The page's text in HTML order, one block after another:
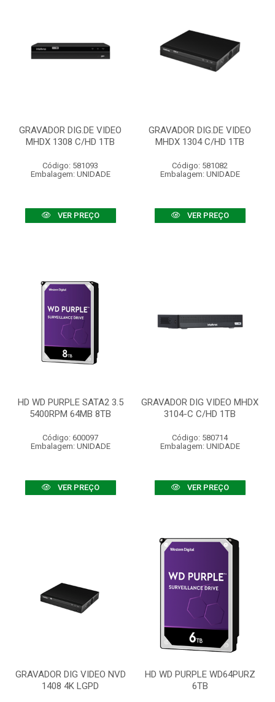
GRAVADOR DIG.DE VIDEO
MHDX 1308 C/HD 1TB
Código: 581093
Embalagem: UNIDADE
VER PREÇO
GRAVADOR DIG.DE VIDEO
MHDX 1304 C/HD 1TB
Código: 581082
Embalagem: UNIDADE
VER PREÇO
HD WD PURPLE SATA2 3.5
5400RPM 64MB 8TB
Código: 600097
Embalagem: UNIDADE
VER PREÇO
GRAVADOR DIG VIDEO MHDX
3104-C C/HD 1TB
Código: 580714
Embalagem: UNIDADE
VER PREÇO
GRAVADOR DIG VIDEO NVD
1408 4K LGPD
HD WD PURPLE WD64PURZ
6TB